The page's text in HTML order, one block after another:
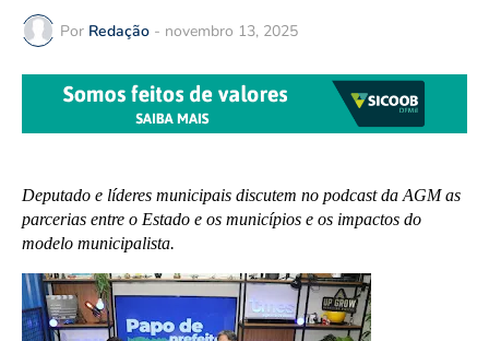
Por Redação - novembro 13, 2025
Deputado e líderes municipais discutem no podcast da AGM as
parcerias entre o Estado e os municípios e os impactos do
modelo municipalista.